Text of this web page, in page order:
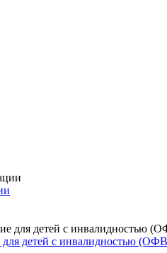
детей с инвалидностью